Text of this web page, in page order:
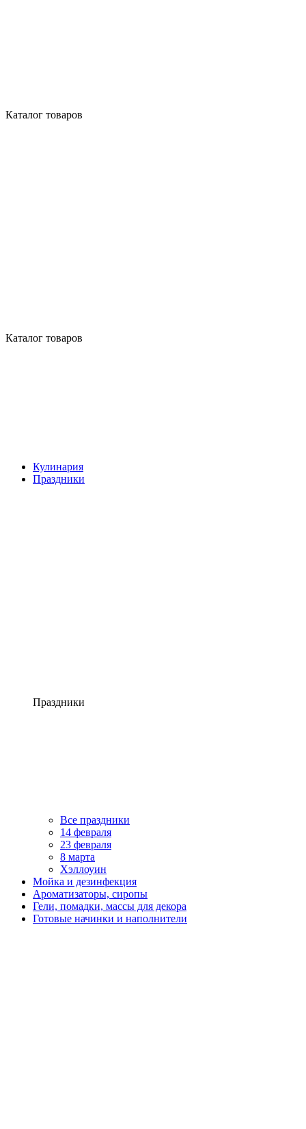
Каталог товаров
Каталог товаров
Кулинария
Праздники
Праздники
Все праздники
14 февраля
23 февраля
8 марта
Хэллоуин
Мойка и дезинфекция
Ароматизаторы, сиропы
Гели, помадки, массы для декора
Готовые начинки и наполнители